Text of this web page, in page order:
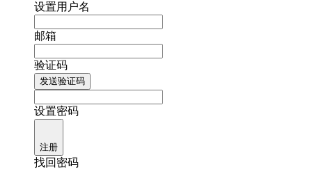
设置用户名
邮箱
验证码
发送验证码
设置密码
注册
找回密码